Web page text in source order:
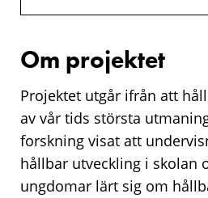
Om projektet
Projektet utgår ifrån att
av vår tids största
forskning visat att
hållbar utveckling i skolan
ungdomar lärt sig om